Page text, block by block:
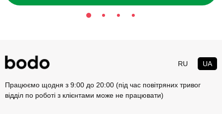
Зосереджуйтесь на диханні — рівний видих стабілізує
Не поспішайте з пострілом — контроль важливіший за
Уникайте зайвої напруги в руках і плечах — розслаблення
покращує результат.
RU UA
Працюємо щодня з 9:00 до 20:00 (під час повітряних тривог
відділ по роботі з клієнтами може не працювати)